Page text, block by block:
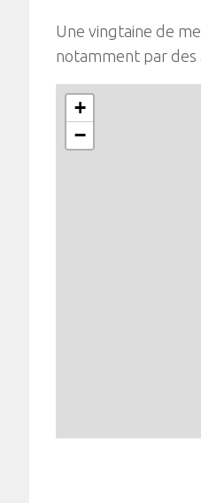
Une vingtaine de
notamment par des
+
−